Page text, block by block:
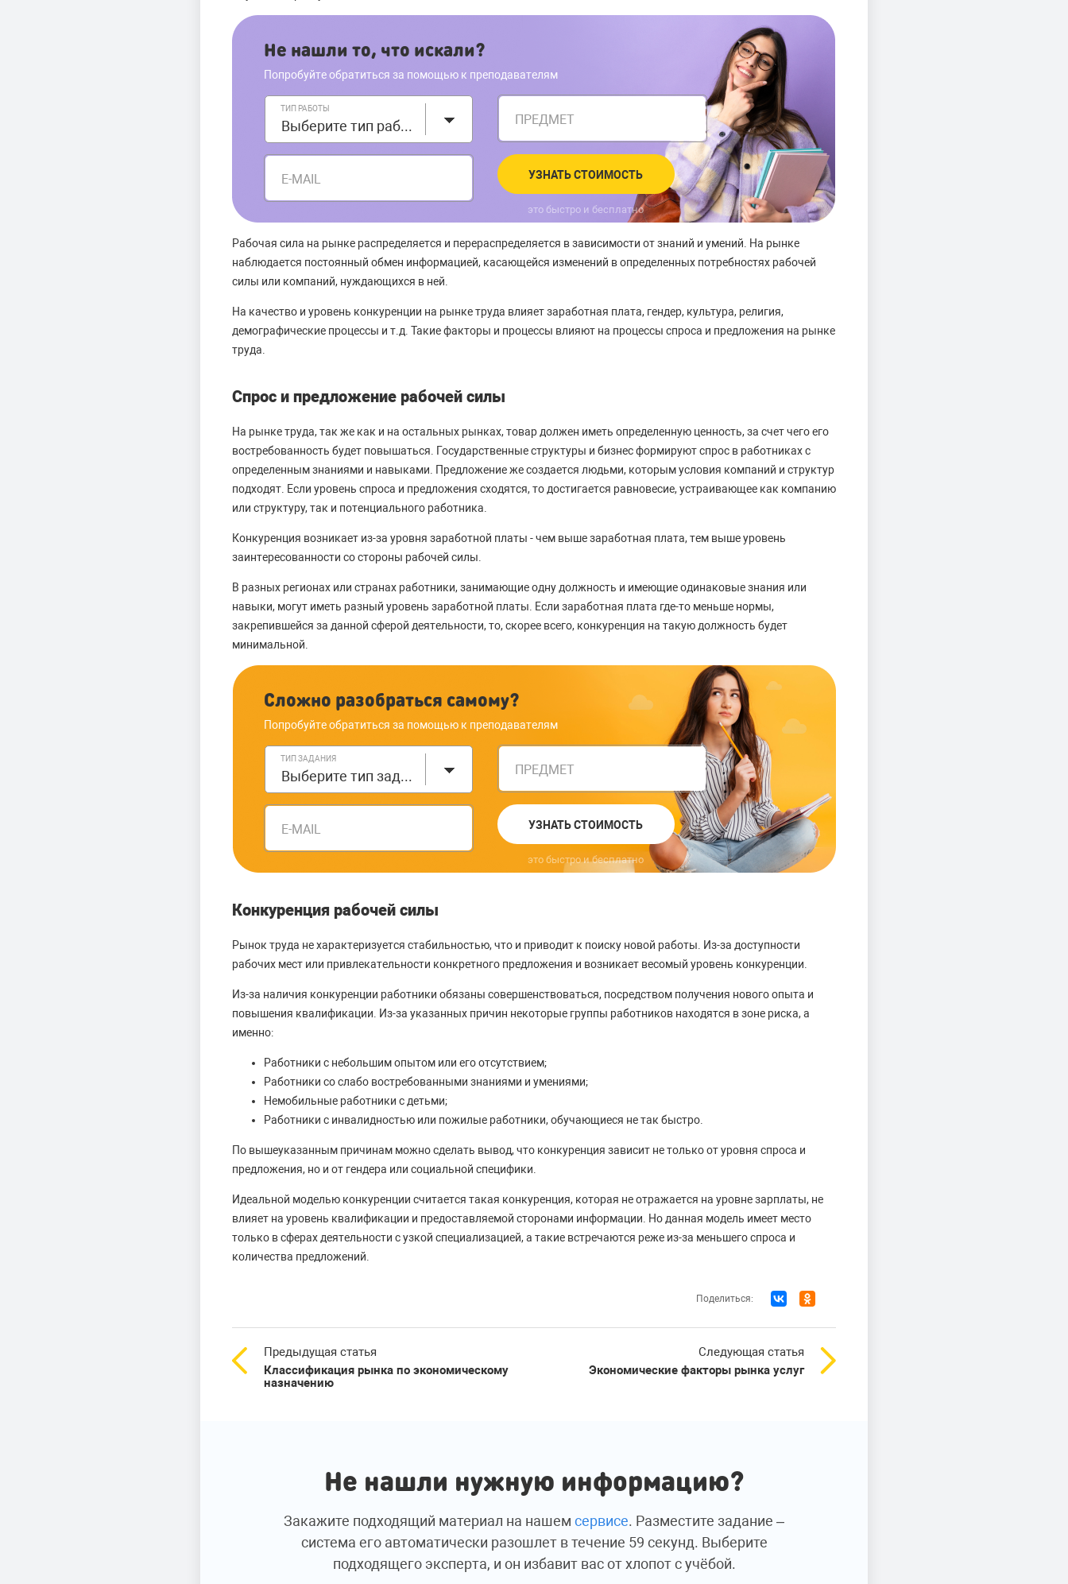
Не нашли то, что искали?
Попробуйте обратиться за помощью к преподавателям
ТИП РАБОТЫ
Выберите тип работы ПРЕДМЕТ
E-MAIL УЗНАТЬ СТОИМОСТЬ
это быстро и бесплатно
Рабочая сила на рынке распределяется и перераспределяется в зависимости от знаний и умений. На рынке
наблюдается постоянный обмен информацией, касающейся изменений в определенных потребностях рабочей
силы или компаний, нуждающихся в ней.
На качество и уровень конкуренции на рынке труда влияет заработная плата, гендер, культура, религия,
демографические процессы и т.д. Такие факторы и процессы влияют на процессы спроса и предложения на рынке
труда.
Спрос и предложение рабочей силы
На рынке труда, так же как и на остальных рынках, товар должен иметь определенную ценность, за счет чего его
востребованность будет повышаться. Государственные структуры и бизнес формируют спрос в работниках с
определенным знаниями и навыками. Предложение же создается людьми, которым условия компаний и структур
подходят. Если уровень спроса и предложения сходятся, то достигается равновесие, устраивающее как компанию
или структуру, так и потенциального работника.
Конкуренция возникает из-за уровня заработной платы - чем выше заработная плата, тем выше уровень
заинтересованности со стороны рабочей силы.
В разных регионах или странах работники, занимающие одну должность и имеющие одинаковые знания или
навыки, могут иметь разный уровень заработной платы. Если заработная плата где-то меньше нормы,
закрепившейся за данной сферой деятельности, то, скорее всего, конкуренция на такую должность будет
минимальной.
Сложно разобраться самому?
Попробуйте обратиться за помощью к преподавателям
ТИП ЗАДАНИЯ
Выберите тип задания ПРЕДМЕТ
E-MAIL УЗНАТЬ СТОИМОСТЬ
это быстро и бесплатно
Конкуренция рабочей силы
Рынок труда не характеризуется стабильностью, что и приводит к поиску новой работы. Из-за доступности
рабочих мест или привлекательности конкретного предложения и возникает весомый уровень конкуренции.
Из-за наличия конкуренции работники обязаны совершенствоваться, посредством получения нового опыта и
повышения квалификации. Из-за указанных причин некоторые группы работников находятся в зоне риска, а
именно:
Работники с небольшим опытом или его отсутствием;
Работники со слабо востребованными знаниями и умениями;
Немобильные работники с детьми;
Работники с инвалидностью или пожилые работники, обучающиеся не так быстро.
По вышеуказанным причинам можно сделать вывод, что конкуренция зависит не только от уровня спроса и
предложения, но и от гендера или социальной специфики.
Идеальной моделью конкуренции считается такая конкуренция, которая не отражается на уровне зарплаты, не
влияет на уровень квалификации и предоставляемой сторонами информации. Но данная модель имеет место
только в сферах деятельности с узкой специализацией, а такие встречаются реже из-за меньшего спроса и
количества предложений.
Поделиться:
Предыдущая статья
Классификация рынка по экономическому
назначению
Следующая статья
Экономические факторы рынка услуг
Не нашли нужную информацию?
Закажите подходящий материал на нашем сервисе. Разместите задание –
система его автоматически разошлет в течение 59 секунд. Выберите
подходящего эксперта, и он избавит вас от хлопот с учёбой.